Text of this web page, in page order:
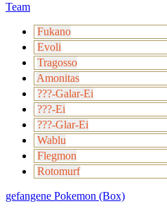
Team
Fukano
Evoli
Tragosso
Amonitas
???-Galar-Ei
???-Ei
???-Glar-Ei
Wablu
Flegmon
Rotomurf
gefangene Pokemon (Box)